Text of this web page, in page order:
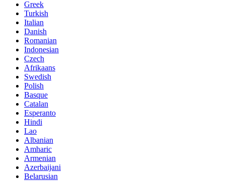
Greek
Turkish
Italian
Danish
Romanian
Indonesian
Czech
Afrikaans
Swedish
Polish
Basque
Catalan
Esperanto
Hindi
Lao
Albanian
Amharic
Armenian
Azerbaijani
Belarusian